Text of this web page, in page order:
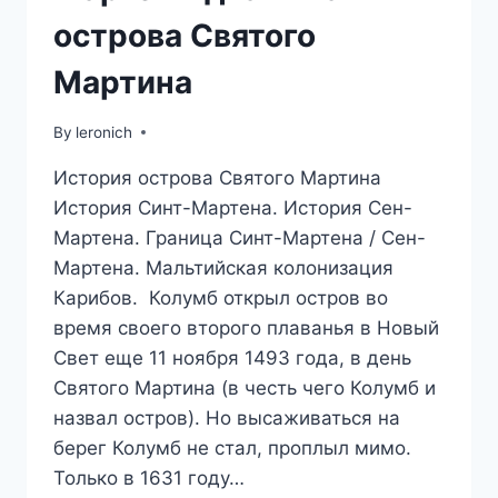
острова Святого
Мартина
By leronich
История острова Святого Мартина
История Синт-Мартена. История Сен-
Мартена. Граница Синт-Мартена / Сен-
Мартена. Мальтийская колонизация
Карибов. Колумб открыл остров во
время своего второго плаванья в Новый
Свет еще 11 ноября 1493 года, в день
Святого Мартина (в честь чего Колумб и
назвал остров). Но высаживаться на
берег Колумб не стал, проплыл мимо.
Только в 1631 году…